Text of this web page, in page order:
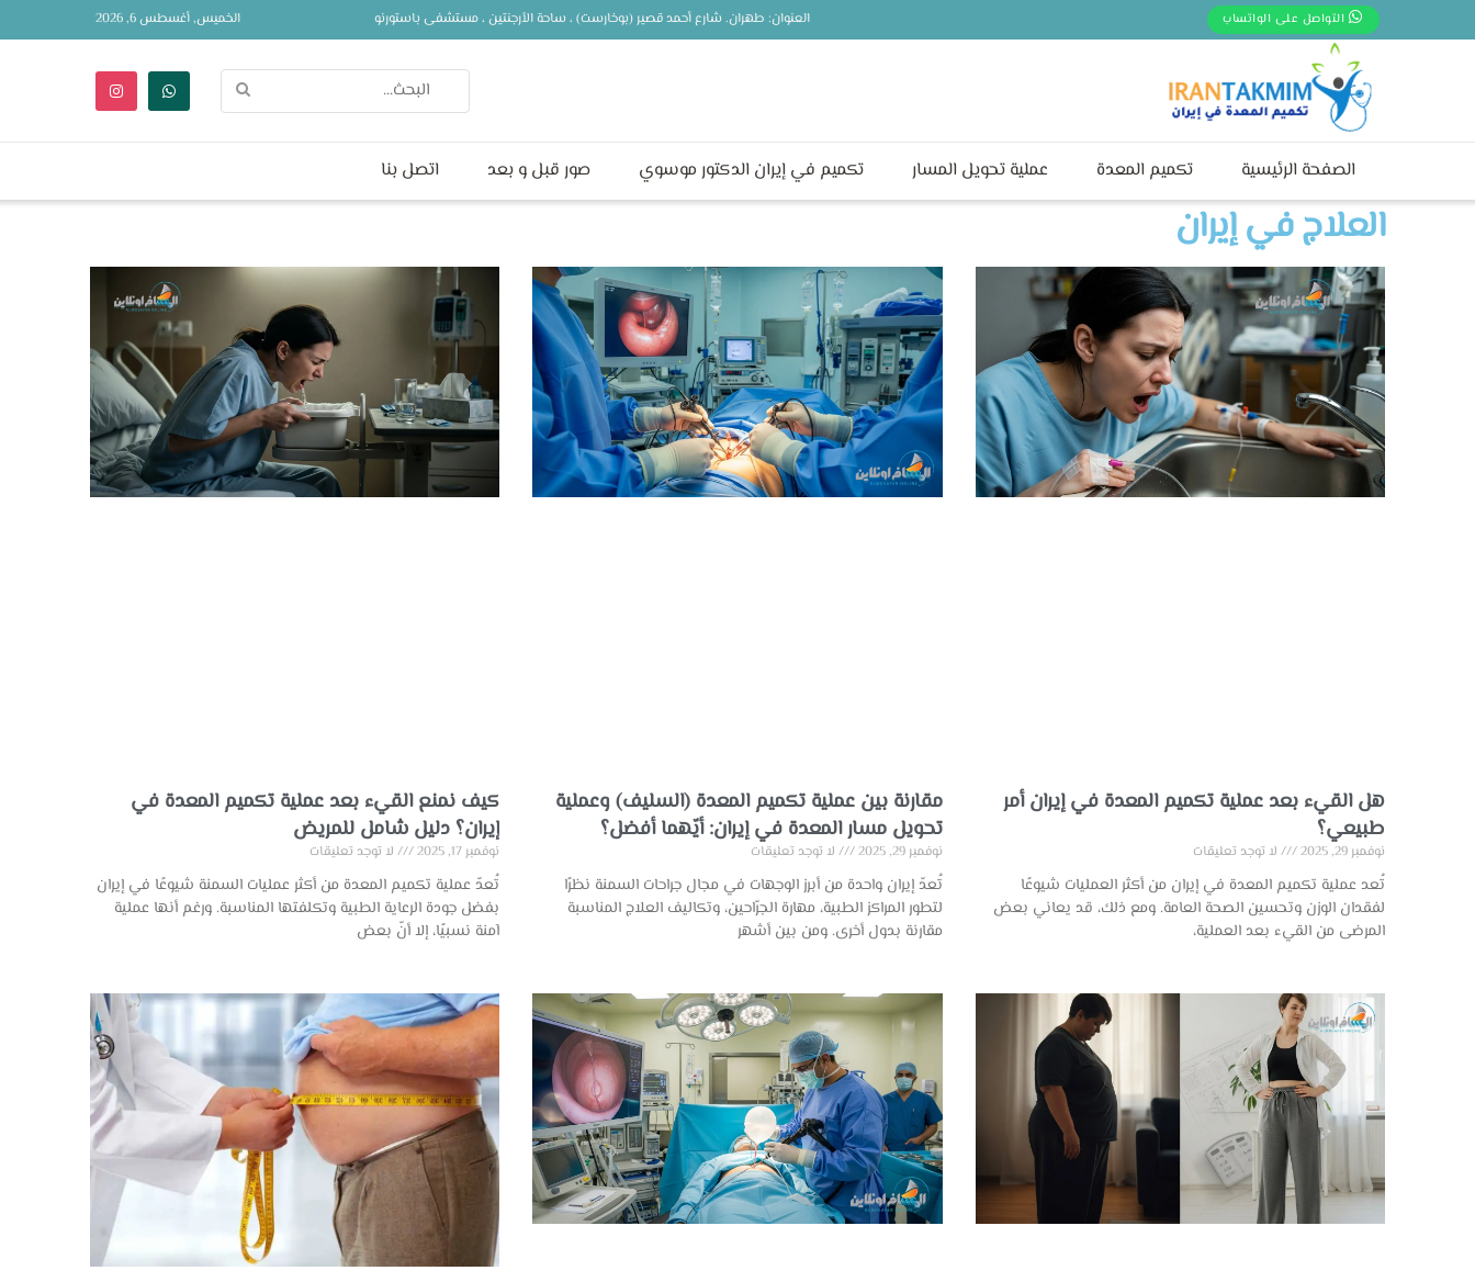
التواصل على الواتساب العنوان: طهران. شارع أحمد قصير (بوخارست) ، ساحة الأرجنتين ، مستشفى باستورنو الخميس, أغسطس 6, 2026
الصفحة الرئيسية تكميم المعدة عملية تحويل المسار تكميم في إيران الدكتور موسوي صور قبل و بعد اتصل بنا
العلاج في إيران
هل القيء بعد عملية تكميم المعدة في إيران أمر
طبيعي؟
نوفمبر 29, 2025 لا توجد تعليقات
تُعد عملية تكميم المعدة في إيران من أكثر العمليات شيوعًا
لفقدان الوزن وتحسين الصحة العامة. ومع ذلك، قد يعاني بعض
المرضى من القيء بعد العملية،
مقارنة بين عملية تكميم المعدة (السليف) وعملية
تحويل مسار المعدة في إيران: أيّهما أفضل؟
نوفمبر 29, 2025 لا توجد تعليقات
تُعدّ إيران واحدة من أبرز الوجهات في مجال جراحات السمنة نظرًا
لتطور المراكز الطبية، مهارة الجرّاحين، وتكاليف العلاج المناسبة
مقارنة بدول أخرى. ومن بين أشهر
كيف نمنع القيء بعد عملية تكميم المعدة في
إيران؟ دليل شامل للمريض
نوفمبر 17, 2025 لا توجد تعليقات
تُعدّ عملية تكميم المعدة من أكثر عمليات السمنة شيوعًا في إيران
بفضل جودة الرعاية الطبية وتكلفتها المناسبة. ورغم أنها عملية
آمنة نسبيًا، إلا أنّ بعض